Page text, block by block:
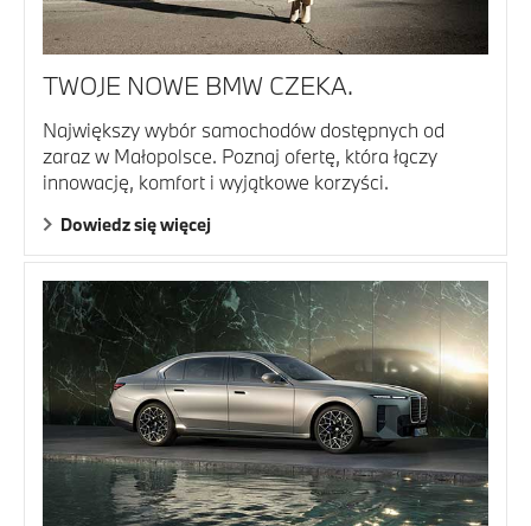
TWOJE NOWE BMW CZEKA.
Największy wybór samochodów dostępnych od
zaraz w Małopolsce. Poznaj ofertę, która łączy
innowację, komfort i wyjątkowe korzyści.
Dowiedz się więcej